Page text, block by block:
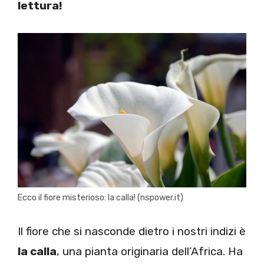
lettura!
Ecco il fiore misterioso: la calla! (nspower.it)
Il fiore che si nasconde dietro i nostri indizi è
la calla, una pianta originaria dell’Africa. Ha